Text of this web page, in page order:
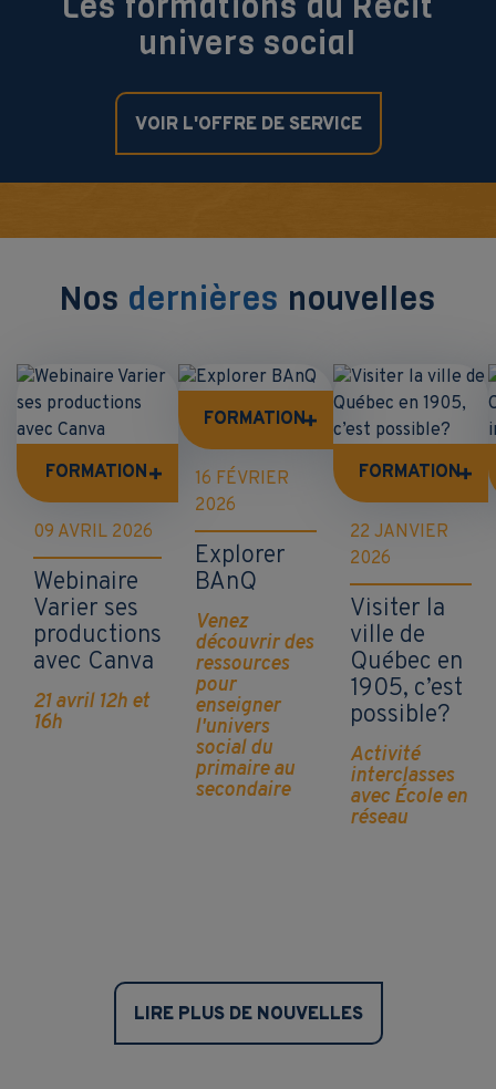
univers social
VOIR L'OFFRE DE SERVICE
Nos dernières nouvelles
FORMATION
09 AVRIL 2026
Webinaire
Varier ses
productions
avec Canva
21 avril 12h et
16h
FORMATION
16 FÉVRIER
2026
Explorer
BAnQ
Venez
découvrir des
ressources
pour
enseigner
l'univers
social du
primaire au
secondaire
FORMATION
22 JANVIER
2026
Visiter la
ville de
Québec en
1905, c’est
possible?
Activité
interclasses
avec École en
réseau
LIRE PLUS DE NOUVELLES